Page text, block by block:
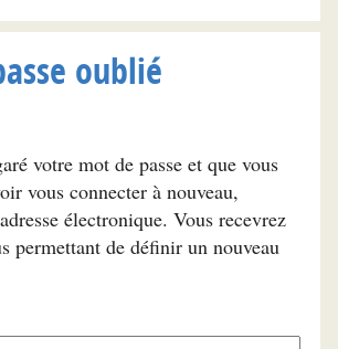
oublié
votre mot de passe et que vous
vous connecter à nouveau,
électronique. Vous recevrez
permettant de définir un nouveau